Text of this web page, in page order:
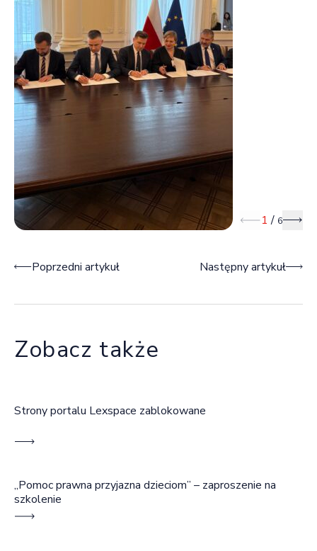
Poprzedni slajd 1/ 6
Nawigacja wpisu
Poprzedni artykuł Następny artykuł
Zobacz także
Strony portalu Lexspace zablokowane
„Pomoc prawna przyjazna dzieciom” – zaproszenie na
szkolenie